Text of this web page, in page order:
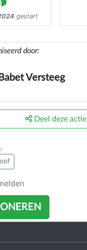
gestart
door:
Babet Versteeg
Deel deze actie
: